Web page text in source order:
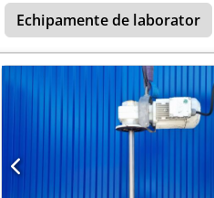
Echipamente de laborator